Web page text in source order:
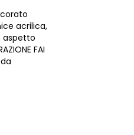
acrilica,
aspetto
FAI